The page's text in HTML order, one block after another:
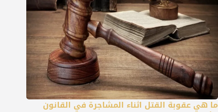
ما هي عقوبة القتل اثناء المشاجرة في القانون